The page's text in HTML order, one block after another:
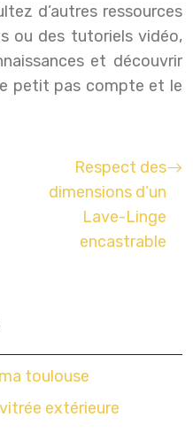
d’autres ressources
ou des tutoriels vidéo,
et découvrir
petit pas compte et le
Respect des
dimensions d’un
Lave-Linge
encastrable
toulouse
extérieure